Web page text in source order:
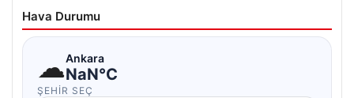
Hava Durumu
☁Ankara
NaN°C
ŞEHIR SEÇ